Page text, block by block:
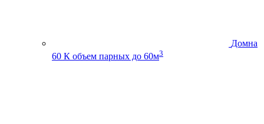
Домна
60 К объем парных до 60м3